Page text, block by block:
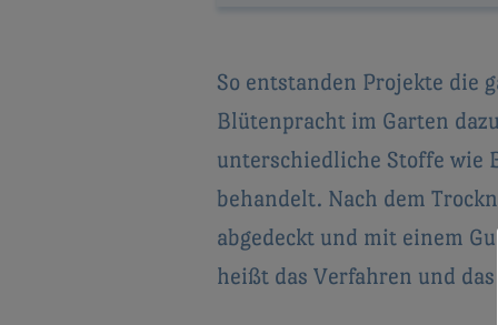
So entstanden Projekte die
Blütenpracht im Garten
unterschiedliche Stoffe wie
behandelt. Nach dem
abgedeckt und mit einem
heißt das Verfahren und